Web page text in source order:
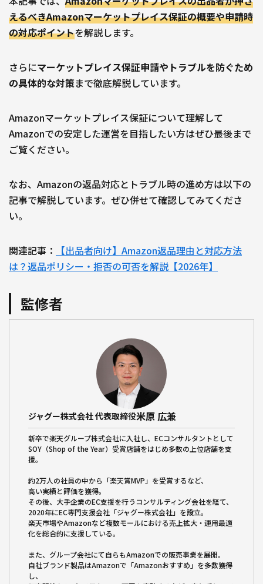
えるべきAmazonマーケットプレイス保証の概要や申請時
の対応ポイントを解説します。
さらにマーケットプレイス保証申請やトラブルを防ぐため
の具体的な対策まで徹底解説しています。
Amazonマーケットプレイス保証について理解して
Amazonでの安定した運営を目指したい方はぜひ最後まで
ご覧ください。
なお、Amazonの返品対応とトラブル時の進め方は以下の
記事で解説しています。ぜひ併せて確認してみてくださ
い。
関連記事：
【出品者向け】Amazon返品理由と対応方法
は？返品ポリシー・拒否の可否を解説【2026年】
監修者
ジャグー株式会社 代表取締役米原 広兼
新卒で楽天グループ株式会社に入社し、ECコンサルタントとして
SOY（Shop of the Year）受賞店舗をはじめ多数の上位店舗を支
援。
約2万人の社員の中から「楽天賞MVP」を受賞するなど、
高い実績と評価を獲得。
その後、大手企業のEC支援を行うコンサルティング会社を経て、
2020年にEC専門支援会社「ジャグー株式会社」を設立。
楽天市場やAmazonなど複数モールにおける売上拡大・運用最適
化を総合的に支援している。
また、グループ会社にて自らもAmazonでの販売事業を展開。
自社ブランド製品はAmazonで「Amazonおすすめ」を多数獲得
し、